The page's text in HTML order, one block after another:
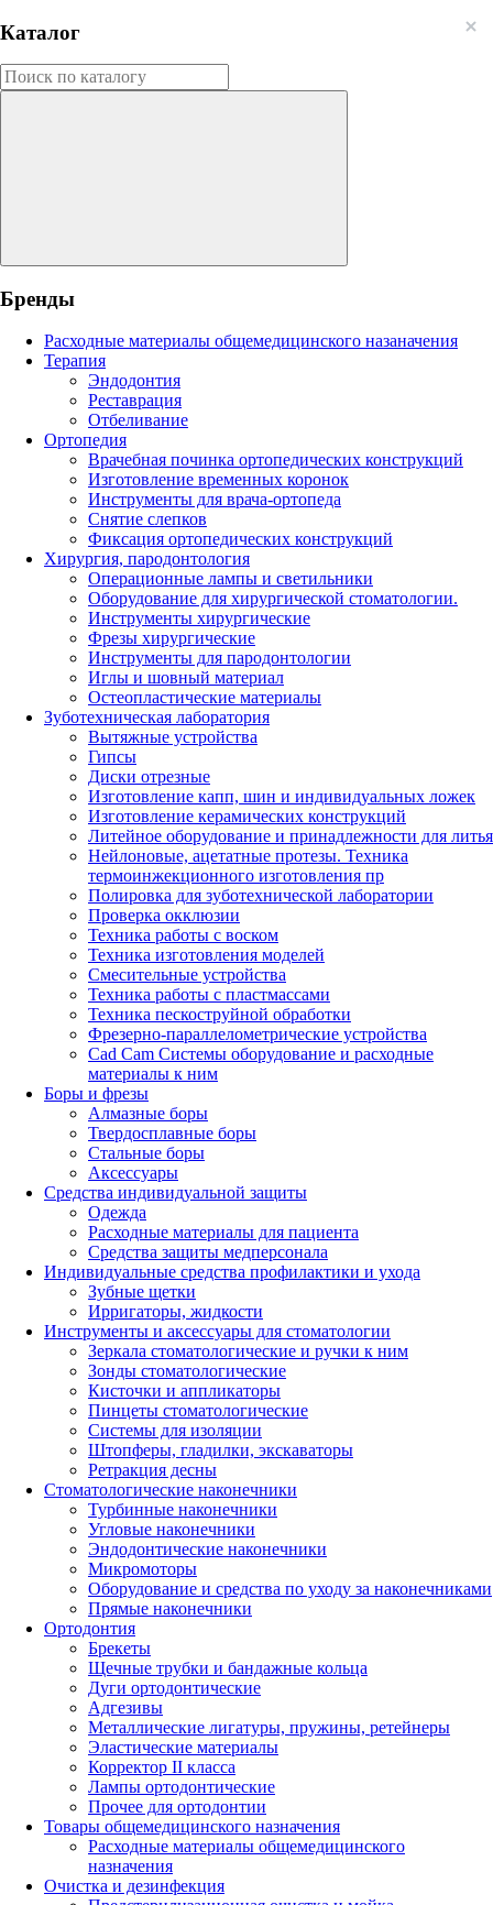
Каталог
Бренды
Расходные материалы общемедицинского назаначения
Терапия
Эндодонтия
Реставрация
Отбеливание
Ортопедия
Врачебная починка ортопедических конструкций
Изготовление временных коронок
Инструменты для врача-ортопеда
Снятие слепков
Фиксация ортопедических конструкций
Хирургия, пародонтология
Операционные лампы и светильники
Оборудование для хирургической стоматологии.
Инструменты хирургические
Фрезы хирургические
Инструменты для пародонтологии
Иглы и шовный материал
Остеопластические материалы
Зуботехническая лаборатория
Вытяжные устройства
Гипсы
Диски отрезные
Изготовление капп, шин и индивидуальных ложек
Изготовление керамических конструкций
Литейное оборудование и принадлежности для литья
Нейлоновые, ацетатные протезы. Техника
термоинжекционного изготовления пр
Полировка для зуботехнической лаборатории
Проверка окклюзии
Техника работы с воском
Техника изготовления моделей
Смесительные устройства
Техника работы с пластмассами
Техника пескоструйной обработки
Фрезерно-параллелометрические устройства
Cad Cam Системы оборудование и расходные
материалы к ним
Боры и фрезы
Алмазные боры
Твердосплавные боры
Стальные боры
Аксессуары
Средства индивидуальной защиты
Одежда
Расходные материалы для пациента
Средства защиты медперсонала
Индивидуальные средства профилактики и ухода
Зубные щетки
Ирригаторы, жидкости
Инструменты и аксессуары для стоматологии
Зеркала стоматологические и ручки к ним
Зонды стоматологические
Кисточки и аппликаторы
Пинцеты стоматологические
Системы для изоляции
Штопферы, гладилки, экскаваторы
Ретракция десны
Стоматологические наконечники
Турбинные наконечники
Угловые наконечники
Эндодонтические наконечники
Микромоторы
Оборудование и средства по уходу за наконечниками
Прямые наконечники
Ортодонтия
Брекеты
Щечные трубки и бандажные кольца
Дуги ортодонтические
Адгезивы
Металлические лигатуры, пружины, ретейнеры
Эластические материалы
Корректор II класса
Лампы ортодонтические
Прочее для ортодонтии
Товары общемедицинского назначения
Расходные материалы общемедицинского
назначения
Очистка и дезинфекция